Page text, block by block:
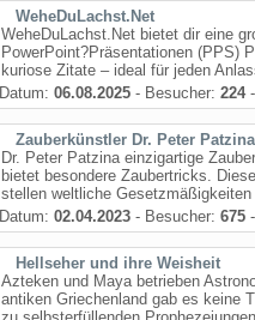
WeheDuLachst.Net
WeheDuLachst.Net bietet dir eine
PowerPoint?Präsentationen (PPS)
kuriose Zitate – ideal für jeden
Datum: 06.08.2025 - Besucher: 224-
Zauberkünstler Dr. Peter Patzina
Dr. Peter Patzina einzigartige
bietet besondere Zaubertricks.
stellen weltliche
Datum: 02.04.2023 - Besucher: 675
Hellseher und ihre Weisheit
Azteken und Maya betrieben
antiken Griechenland gab es keine